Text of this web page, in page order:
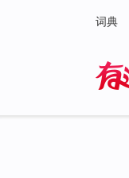
词典